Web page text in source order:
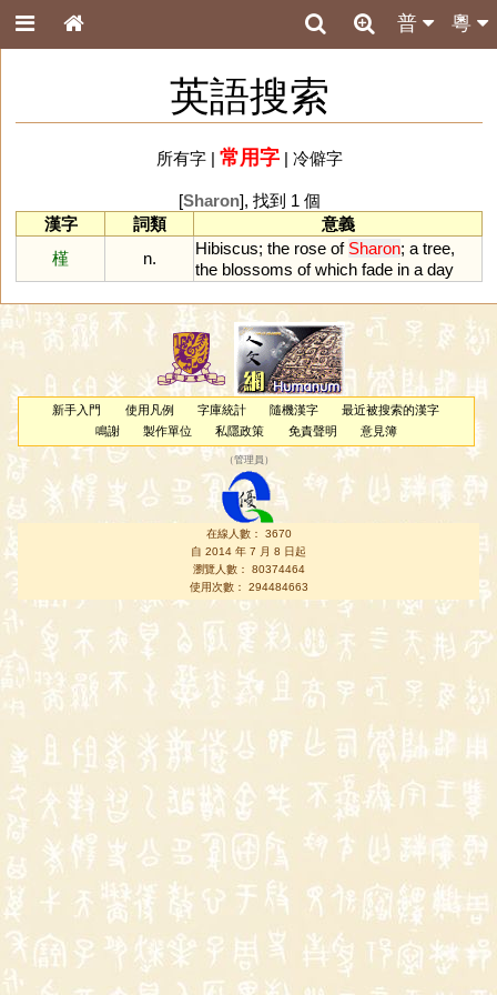
粵
普
英語搜索
所有字| 常用字| 冷僻字
[Sharon], 找到 1 個
漢字
詞類
意義
槿
n.
Hibiscus; the rose of Sharon; a tree,
the blossoms of which fade in a day
新手入門 使用凡例 字庫統計 隨機漢字
最近被搜索的漢字
鳴謝
製作單位 私隱政策 免責聲明 意見簿
（管理員 ）
在線人數： 3670
自 2014 年 7 月 8 日起
瀏覽人數： 80374464
使用次數： 294484663